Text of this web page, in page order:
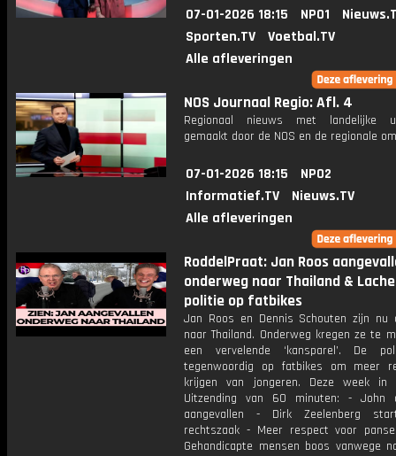
07-01-2026 18:15 NPO1
Sporten.TV
Voetbal.TV
Alle afleveringen
NOS Journaal Regio: Afl. 4
Regionaal nieuws met landelijke
gemaakt door de NOS en de regionale
07-01-2026 18:15
NPO2
Informatief.TV
Nieuws.TV
Alle afleveringen
RoddelPraat: Jan Roos
onderweg naar Thailand &
politie op fatbikes
Jan Roos en Dennis Schouten zijn nu
naar Thailand. Onderweg kregen ze te
een vervelende ‘kansparel’. De
tegenwoordig op fatbikes om meer
krijgen van jongeren. Deze week in
Uitzending van 60 minuten: - John
aangevallen - Dirk Zeelenberg
rechtszaak - Meer respect voor
Gehandicapte mensen boos vanwege